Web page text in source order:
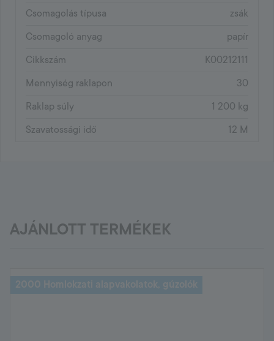
Csomagolás típusa
zsák
Csomagoló anyag
papír
Cikkszám
K00212111
Mennyiség raklapon
30
Raklap súly
1 200 kg
Szavatossági idő
12 M
AJÁNLOTT TERMÉKEK